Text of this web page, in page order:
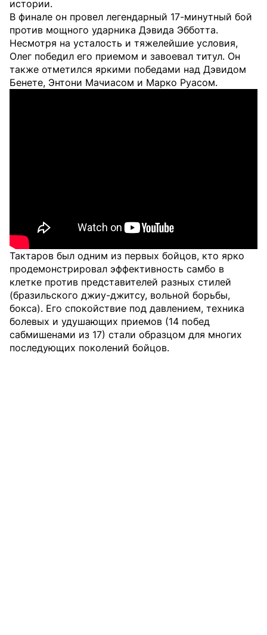
истории.
В финале он провел легендарный 17-минутный бой
против мощного ударника Дэвида Эбботта.
Несмотря на усталость и тяжелейшие условия,
Олег победил его приемом и завоевал титул. Он
также отметился яркими победами над Дэвидом
Бенете, Энтони Мачиасом и Марко Руасом.
Тактаров был одним из первых бойцов, кто ярко
продемонстрировал эффективность самбо в
клетке против представителей разных стилей
(бразильского джиу-джитсу, вольной борьбы,
бокса). Его спокойствие под давлением, техника
болевых и удушающих приемов (14 побед
сабмишенами из 17) стали образцом для многих
последующих поколений бойцов.